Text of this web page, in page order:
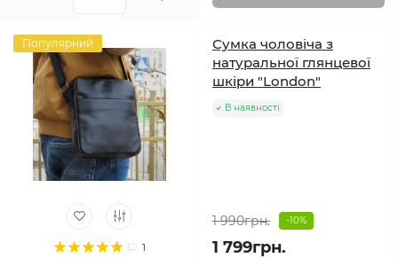
Популярний
1
Сумка чоловіча з
натуральної глянцевої
шкіри "London"
В наявності
1 990грн. -10%
1 799грн.